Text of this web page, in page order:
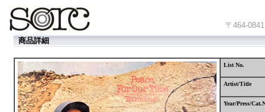
〒464-
商品詳細
List No.
Artist/Title
Year/Press/